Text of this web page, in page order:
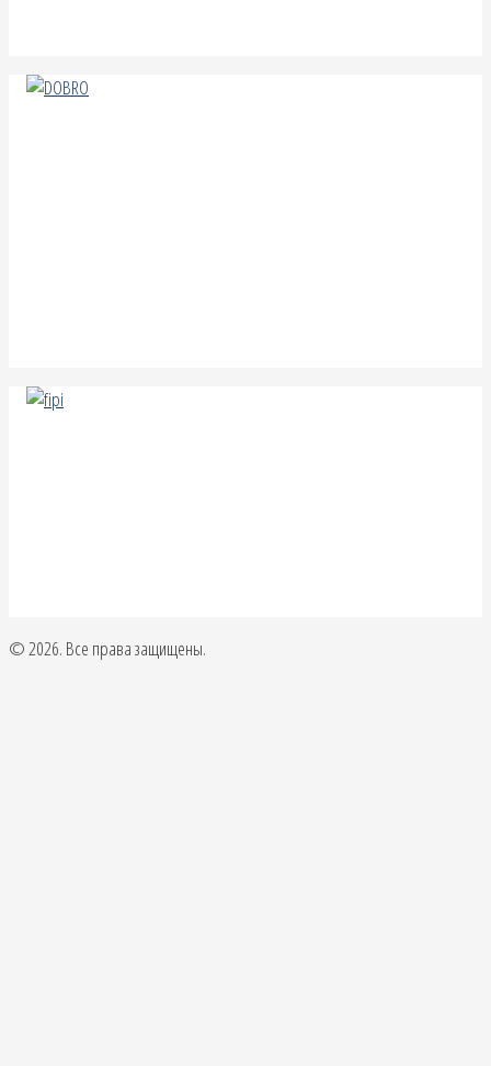
© 2026. Все права защищены.